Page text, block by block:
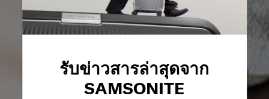
รับข่าวสารล่าสุดจาก
SAMSONITE